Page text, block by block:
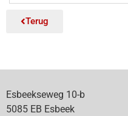
Terug
Esbeekseweg 10-b
5085 EB Esbeek